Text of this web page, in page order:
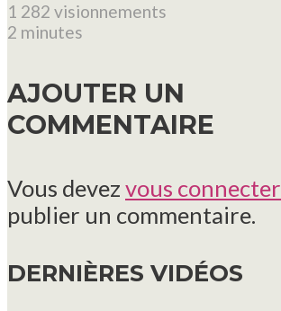
1 282 visionnements
2 minutes
AJOUTER UN
COMMENTAIRE
Vous devez vous connecter
publier un commentaire.
DERNIÈRES VIDÉOS